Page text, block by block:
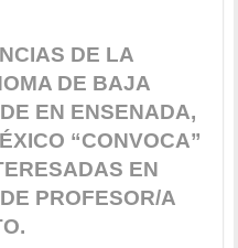
DE LA
DE BAJA
EN ENSENADA,
“CONVOCA”
EN
PROFESOR/A